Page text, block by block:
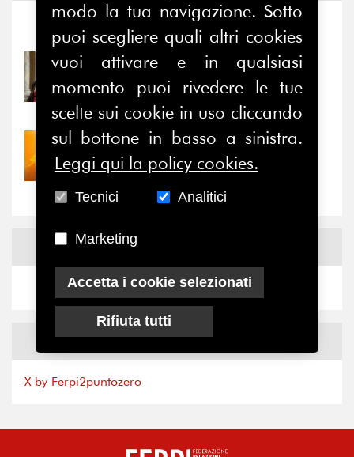
Eventi
31/07/2026
Prima della pausa estiva,
il valore di...
30/07/2026
Nove anni dopo la
News
NewsX
X by Ferpi2puntozero
modo la tua navigazione. Sotto
puoi scegliere quali altri cookies
vuoi attivare e in qualsiasi
momento puoi rivedere le tue
scelte sui cookie in uso cliccando
sul bottone in basso a sinistra.
Leggi qui la policy cookies.
Tecnici Analitici
Marketing
Accetta i cookie selezionati
Rifiuta tutti